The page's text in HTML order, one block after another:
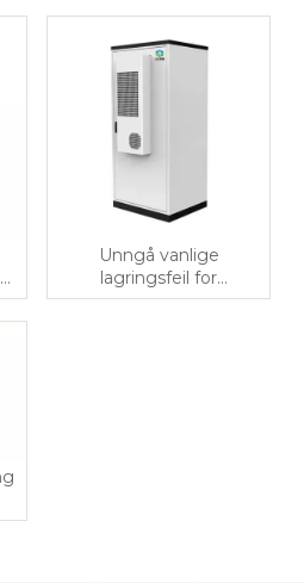
Unngå vanlige
lagringsfeil for
litiumbatterier